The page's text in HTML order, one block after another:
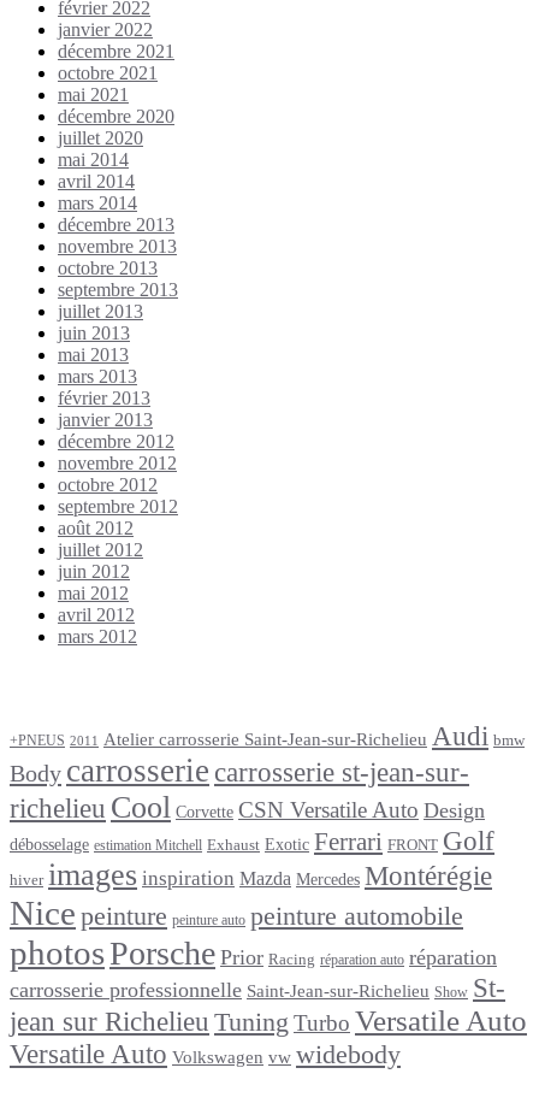
février 2022
janvier 2022
décembre 2021
octobre 2021
mai 2021
décembre 2020
juillet 2020
mai 2014
avril 2014
mars 2014
décembre 2013
novembre 2013
octobre 2013
septembre 2013
juillet 2013
juin 2013
mai 2013
mars 2013
février 2013
janvier 2013
décembre 2012
novembre 2012
octobre 2012
septembre 2012
août 2012
juillet 2012
juin 2012
mai 2012
avril 2012
mars 2012
+PNEUS 2011 Atelier carrosserie Saint-Jean-sur-Richelieu Audi bmw
Body carrosserie carrosserie st-jean-sur-
richelieu Cool Corvette CSN Versatile Auto Design
débosselage estimation Mitchell Exhaust Exotic Ferrari FRONT Golf
hiver images inspiration Mazda Mercedes Montérégie
Nice peinture peinture auto peinture automobile
photosPorsche Prior Racing réparation auto réparation
carrosserie professionnelle Saint-Jean-sur-Richelieu Show St-
jean sur Richelieu Tuning Turbo Versatile Auto
Versatile Auto Volkswagen vw widebody